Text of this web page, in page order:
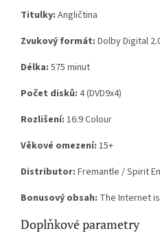
Titulky: Angličtina
Zvukový formát: Dolby Digital
Délka: 575 minut
Počet disků: 4 (DVD9x4)
Rozlišení: 16:9 Colour
Věkové omezení: 15+
Distributor: Fremantle / Spirit
Bonusový obsah: The Internet
Doplňkové parametry